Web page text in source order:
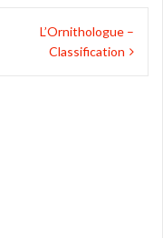
L’Ornithologue –
Classification